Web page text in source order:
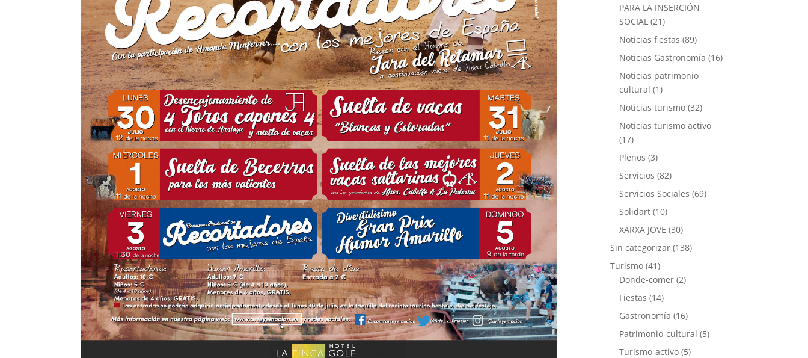
PARA LA INSERCIÓN
SOCIAL (21)
Noticias fiestas (89)
Noticias Gastronomía (16)
Noticias patrimonio
cultural (1)
Noticias turismo (32)
Noticias turismo activo
(17)
Plenos (3)
Servicios (82)
Servicios Sociales (69)
Solidart (10)
XARXA JOVE (30)
Sin categorizar (138)
Turismo (41)
Donde-comer (2)
Fiestas (14)
Gastronomía (16)
Patrimonio-cultural (5)
Turismo-activo (5)